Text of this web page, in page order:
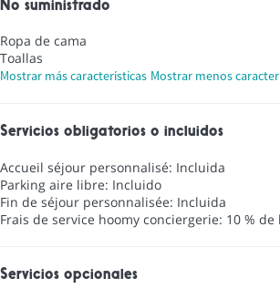
No suministrado
Ropa de cama
Toallas
Mostrar más características Mostrar menos
Servicios obligatorios o incluidos
Accueil séjour personnalisé: Incluida
Parking aire libre: Incluido
Fin de séjour personnalisée: Incluida
Frais de service hoomy conciergerie: 10 % de
Servicios opcionales